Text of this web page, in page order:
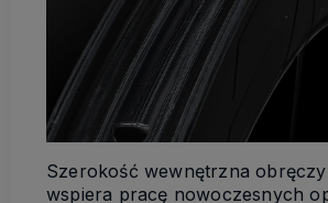
Szerokość wewnętrzna
wspiera pracę nowoczesnych